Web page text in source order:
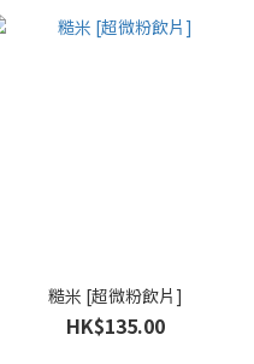
糙米 [超微粉飲片]
HK$135.00